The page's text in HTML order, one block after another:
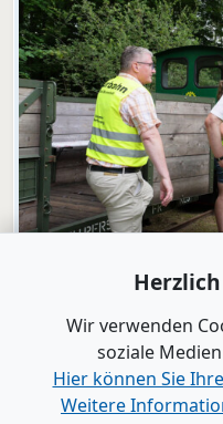
"Wir wollen
Alle
Wir verwenden
soziale
Hier können Sie
Weitere